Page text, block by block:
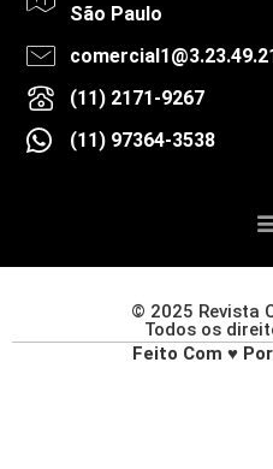
São Paulo
(11) 2171-9267
(11) 97364-3538
© 2025 Revista
Todos os
Feito Com ♥